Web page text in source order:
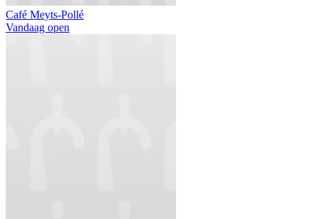
Café Meyts-Pollé
Vandaag open